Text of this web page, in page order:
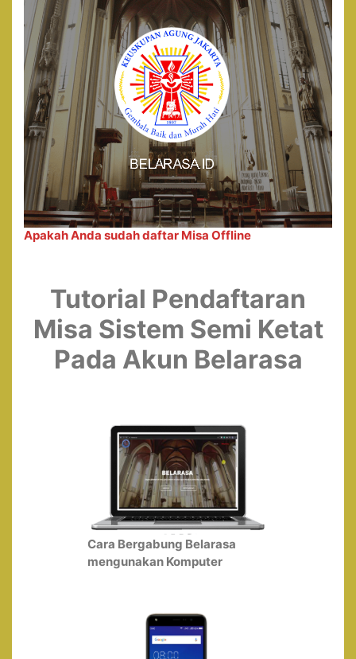
Apakah Anda sudah daftar Misa Offline
Tutorial Pendaftaran
Misa Sistem Semi Ketat
Pada Akun Belarasa
Cara Bergabung Belarasa
mengunakan Komputer